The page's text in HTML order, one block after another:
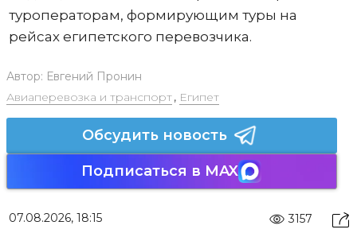
туроператорам, формирующим туры на
рейсах египетского перевозчика.
Автор: Евгений Пронин
Авиаперевозка и транспорт, Египет
Обсудить новость
Подписаться в MAX
07.08.2026, 18:15 3157